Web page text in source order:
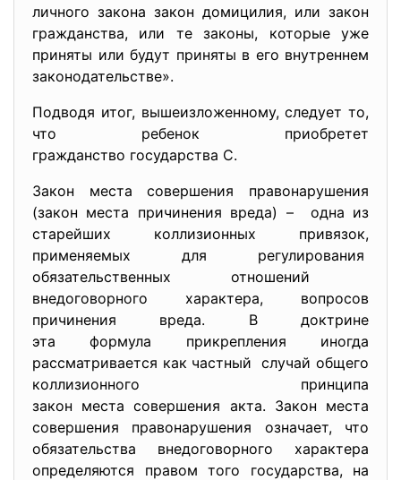
личного закона закон домицилия, или закон
гражданства, или те законы, которые уже
приняты или будут приняты в его внутреннем
законодательстве».
Подводя итог, вышеизложенному, следует то,
что ребенок приобретет
гражданство государства С.
Закон места совершения правонарушения
(закон места причинения вреда) – одна из
старейших коллизионных привязок,
применяемых для регулирования
обязательственных отношений
внедоговорного характера, вопросов
причинения вреда. В доктрине
эта формула прикрепления иногда
рассматривается как частный случай общего
коллизионного принципа
закон места совершения акта. Закон места
совершения правонарушения означает, что
обязательства внедоговорного характера
определяются правом того государства, на